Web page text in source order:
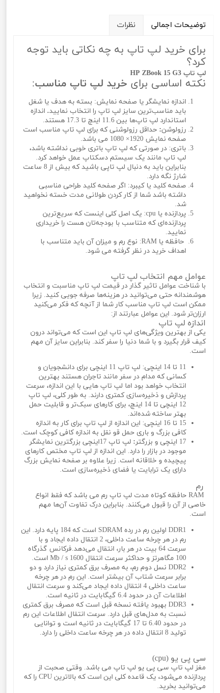
توضیحات اجمالی نظرات
برای خرید لپ تاپ به چه نکاتی باید توجه
کرد؟
لپ تاپ HP ZBook 15 G3
نکته اساسی برای خرید لپ تاپ مناسب:
اندازه نمایشگر یا صفحه نمایش: بسته به هدف یا شغل
باید مناسب‌ترین سایز لپ تاپ را انتخاب نمایید. اندازه
استاندارد لپ تاپ‌ها بین 11.6 اینچ تا 17.3 هستند.
رزولوشن: حداقل رزولوشنی که برای لپ تاپ مناسب است
صفحه نمایش 1920× 1080 می باشد.
باتری: در صورتی که لپ تاپ باتری خوبی نداشته باشد،
لپ تاپ مانند یک سیستم دسکتاپ عمل خواهد کرد.
بنابراین باید به دنبال لپ تاپی باشید که بیش از 8 ساعت
شارژ نگه دارد.
صفحه کلید یا کیبرد: اگر صفحه کلید طراحی مناسبی
داشته باشد شما از کار کردن طولانی مدت خسته نخواهید
شد.
پردازنده یا cpu: یک اصل کلی اینست که سریع‌ترین
پردازنده‌ای که متناسب با بودجه‌تان هست را خریداری
نمایید.
حافظه یا RAM: نوع رم و میزان آن باید متناسب با
اهداف خرید در نظر گرفته می شود.
عوامل مهم انتخاب لپ تاپ
با شناخت عوامل تاثیر گذار در قیمت لپ تاپ مناسبت و انتخاب
هوشمندانه حتی می‌توانید در هزینه‌ها صرفه جویی کنید. زیرا
ممکن است لپ تاپ مناسب کار شما از آنچه که فکر می‌کنید
ارزان‌تر شود. این عوامل عبارتند از:
اندازه لپ تاپ
یکی از بهترین ویژگی‌های لپ تاپ این است که می‌تواند درون
کیف قرار بگیرد و با شما دنیا را سفر کند. بنابراین سایز آن مهم
است.
11 تا 14 اینچی: لپ تاپ 11 اینچی برای دانشجویان و
کسانی که مدام در سفر مانند تاجران هستند بهترین
انتخاب خواهد بود اما لپ تاپ هایی با این اندازه، سرعت
پردازش و ذخیره‌سازی کمتری دارند. به طور کلی، لپ تاپ
12 اینچی تا 14 اینچ، برای کارهای سبک‌تر و قابلیت حمل
بهتر ساخته شده‌اند.
15 تا 16 اینچی: این اندازه از لپ تاپ برای کار به اندازه
کافی بزرگ و باری حمل‌ قو‌ نقل به اندازه کافی کوچک است.
17 اینچی و بزرگتر
:
لپ تاپ 17اینچی بزرگترین نمایشگر
موجود در بازار را دارد. این اندازه از لپ تاپ مختص کارهای
پیچیده و خلاقانه است. زیرا علاوه بر صفحه نمایش بزرگ
دارای یک ترابایت یا فضای ذخیره‌سازی است.
رم
RAM حافظه کوتاه مدت لپ تاپ رم می باشد که فقط انواع
خاصی از آن را قبول می‌کنند. بنابراین درک تفاوت آن‌ها مهم
است.
DDR1 اولین رم در رده SDRAM است که 184 پایه دارد. این
رم در هر چرخه ساعت داخلی، 2 انتقال داده ایجاد و با
سرعت 64 بیت در هر بار، انتقال می‌دهد.فرکانس گذرگاه
100 مگاهرتز و حداکثر سرعت انتقال 1600 Mb / s است.
DDR2 نسل دوم رم، به مصرف برق کمتری نیاز دارد و دو
برابر سرعت شتاب آن بیشتر است. این رم در هر چرخه
ساعت داخلی 4 انتقال داده ایجاد می‌کند و سرعت انتقال
اطلاعات آن در حدود 6.4 گیگابایت در ثانیه است.
DDR3 بهبود یافته نسخه قبل است که مصرف برق کمتری
نسبت به مدل‌های قبل دارد. سرعت انتقال اطلاعات این رم
در حدود 6.40 تا 17 گیگابایت در ثانیه است و توانایی
تولید 8 انتقال داده در هر چرخه ساعت داخلی را دارد.
سی پی یو (cpu)
مغز لپ تاپ سی پی یو لپ تاپ می باشد. وقتی صحبت از
پردازنده می‌شود، یک قاعده کلی این است که بالاترین CPU را که
می‌توانید بخرید.